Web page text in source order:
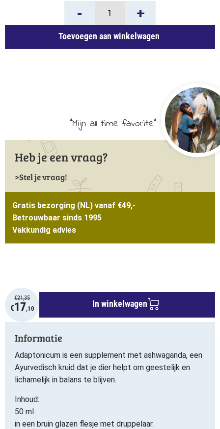
- +
Toevoegen aan winkelwagen
Mijn all time favorite
Heb je een vraag?
Stel je vraag!
Gratis bezorging (NL) vanaf €49,-
Betrouwbaar sinds 1995
Vakkundig advies
€21,35
€17,10 In winkelwagen
Informatie
Adaptonicum is een supplement met ashwaganda, een
Ayurvedisch kruid dat je dier helpt om geestelijk en
lichamelijk in balans te blijven.
Inhoud:
50 ml
in een bruin glazen flesje met druppelaar.